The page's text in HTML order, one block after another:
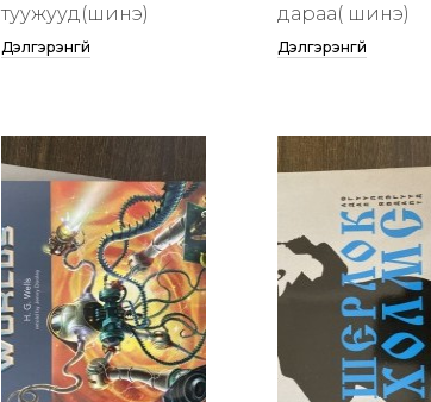
туужууд(шинэ)
Дэлгэрэнгүй
дараа( шинэ)
Дэлгэрэнгүй